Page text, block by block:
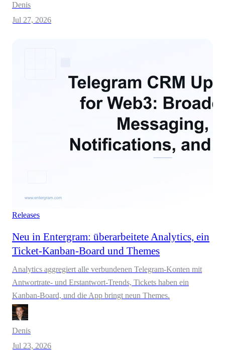
Denis
Jul 27, 2026
Releases
Neu in Entergram: überarbeitete Analytics, ein
Ticket-Kanban-Board und Themes
Analytics aggregiert alle verbundenen Telegram-Konten mit
Antwortrate- und Erstantwort-Trends, Tickets haben ein
Kanban-Board, und die App bringt neun Themes.
Denis
Jul 23, 2026